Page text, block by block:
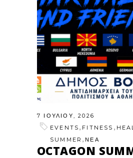
7 ΙΟΥΛΊΟΥ, 2026
EVENTS , FITNESS ,
SUMMER ,ΝΕΑ
OCTAGON